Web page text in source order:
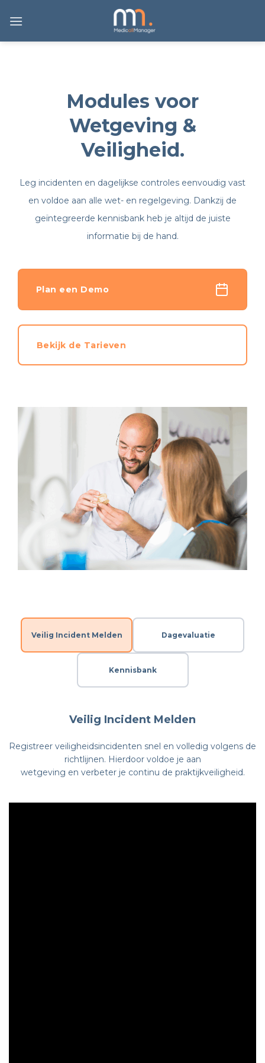
naar
Modules voor
Wetgeving &
Veiligheid.
Leg incidenten en dagelijkse controles eenvoudig vast
en voldoe aan alle wet- en regelgeving. Dankzij de
geïntegreerde kennisbank heb je altijd de juiste
informatie bij de hand.
Plan een Demo
Bekijk de Tarieven
Veilig Incident Melden Dagevaluatie
Kennisbank
Veilig Incident Melden
Registreer veiligheidsincidenten snel en volledig volgens de
richtlijnen. Hierdoor voldoe je aan
wetgeving en verbeter je continu de praktijkveiligheid.